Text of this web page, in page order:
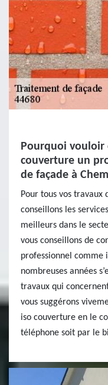
Pourquoi vouloir
couverture un
de façade à
Pour tous vos travaux
conseillons les
meilleurs dans le
vous conseillons de
professionnel comme
nombreuses années
travaux qui
vous suggérons
iso couverture en le
téléphone soit par le